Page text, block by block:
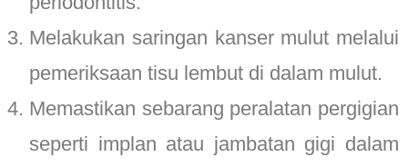
Melakukan saringan kanser mulut melalui
pemeriksaan tisu lembut di dalam mulut.
Memastikan sebarang peralatan pergigian
seperti implan atau jambatan gigi dalam